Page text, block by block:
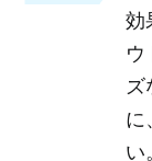
効
ウ
に
い